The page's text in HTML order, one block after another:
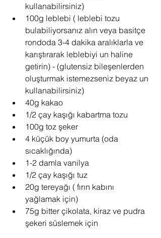
kullanabilirsiniz)
100g leblebi ( leblebi tozu
bulabiliyorsanız alın veya basitçe
rondoda 3-4 dakika aralıklarla ve
karıştırarak leblebiyi un haline
getirin) - (glutensiz bileşenlerden
oluşturmak istemezseniz beyaz un
kullanabilirsiniz)
40g kakao
1/2 çay kaşığı kabartma tozu
100g toz şeker
4 küçük boy yumurta (oda
sıcaklığında)
1-2 damla vanilya
1/2 çay kaşığı tuz
20g tereyağı ( fırın kabını
yağlamak için)
75g bitter çikolata, kiraz ve pudra
şekeri süslemek için